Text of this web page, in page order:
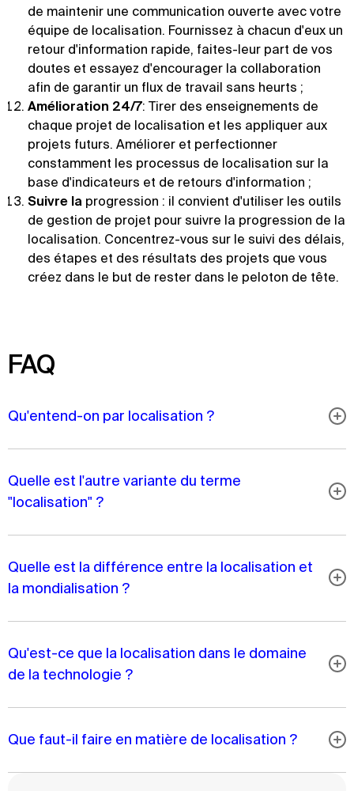
de maintenir une communication ouverte avec votre
équipe de localisation. Fournissez à chacun d'eux un
retour d'information rapide, faites-leur part de vos
doutes et essayez d'encourager la collaboration
afin de garantir un flux de travail sans heurts ;
Amélioration 24/7: Tirer des enseignements de
chaque projet de localisation et les appliquer aux
projets futurs. Améliorer et perfectionner
constamment les processus de localisation sur la
base d'indicateurs et de retours d'information ;
Suivre la progression : il convient d'utiliser les outils
de gestion de projet pour suivre la progression de la
localisation. Concentrez-vous sur le suivi des délais,
des étapes et des résultats des projets que vous
créez dans le but de rester dans le peloton de tête.
FAQ
Qu'entend-on par localisation ?
Quelle est l'autre variante du terme
"localisation" ?
Quelle est la différence entre la localisation et
la mondialisation ?
Qu'est-ce que la localisation dans le domaine
de la technologie ?
Que faut-il faire en matière de localisation ?